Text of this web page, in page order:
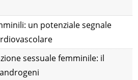
un potenziale segnale
sessuale femminile: il